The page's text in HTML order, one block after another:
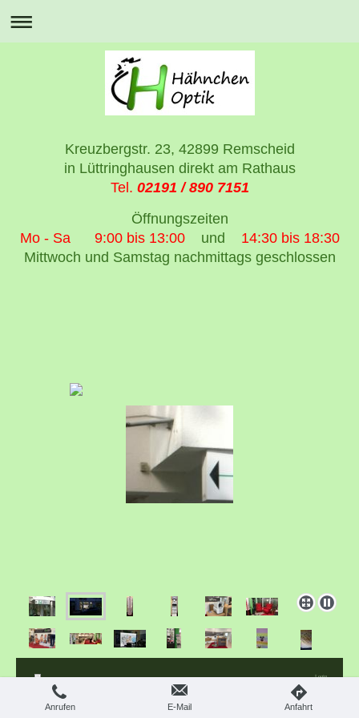
Kreuzbergstr. 23, 42899 Remscheid
in Lüttringhausen direkt am Rathaus
Tel. 02191 / 890 7151
Öffnungszeiten
Mo - Sa 9:00 bis 13:00 und
14:30 bis 18:30
Mittwoch und Samstag nachmittags geschlossen
Druckversion
© Petra Hähnchen
Diese Homepage wurde mit
Login
Anrufen E-Mail Anfahrt